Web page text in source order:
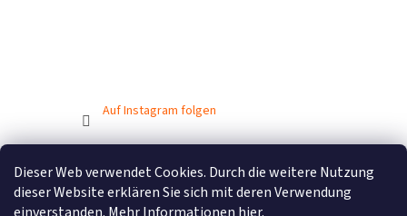
Dieser Web verwendet Cookies. Durch die weitere Nutzung
dieser Website erklären Sie sich mit deren Verwendung
Auf Instagram folgen
Erstellt von Shoptet